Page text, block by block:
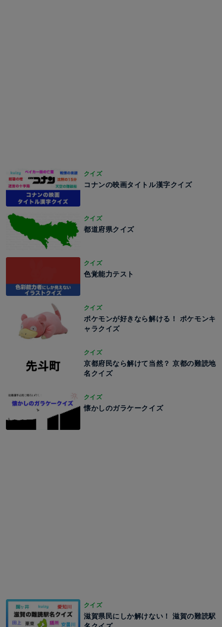
クイズ
コナンの映画タイトル漢字クイズ
クイズ
都道府県クイズ
クイズ
色覚能力テスト
クイズ
ポケモンが好きなら解ける！ ポケモンキ
ャラクイズ
クイズ
京都府民なら解けて当然？ 京都の難読地
名クイズ
クイズ
懐かしのガラケークイズ
クイズ
滋賀県民にしか解けない！ 滋賀の難読駅